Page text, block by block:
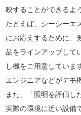
映することができるよ
たとえば、シーシーエ
にお応えするために、
品をラインアップして
し機をご用意していま
エンジニアなどがデモ
また、「照明を評価し
実際の環境に近い設備